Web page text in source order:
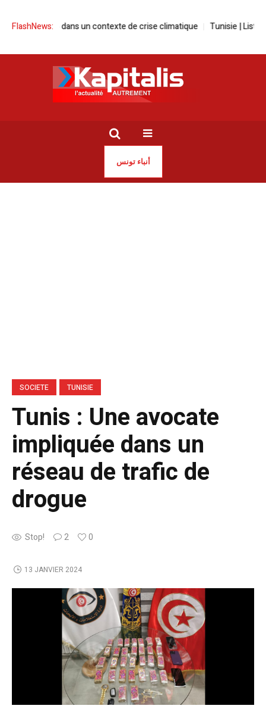
FlashNews:
2026 dans un contexte de crise climatique Tunisie | Liste des
أنباء تونس
SOCIETE TUNISIE
Tunis : Une avocate
impliquée dans un
réseau de trafic de
drogue
Stop! 2 0
13 JANVIER 2024